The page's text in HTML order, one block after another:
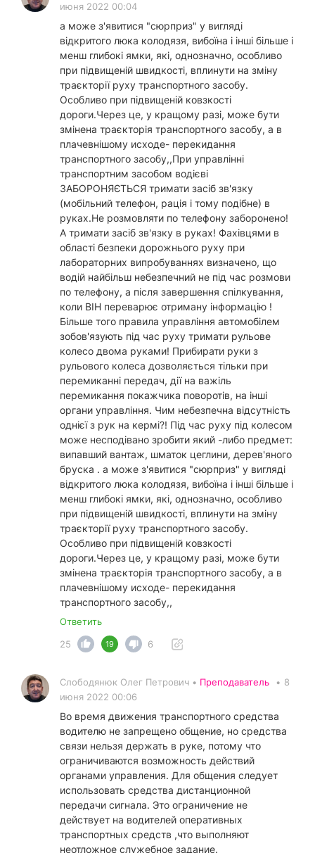
июня 2022 00:04
а може з'явитися "сюрприз" у вигляді
відкритого люка колодязя, вибоїна і інші більше і
менш глибокі ямки, які, однозначно, особливо
при підвищеній швидкості, вплинути на зміну
траєкторії руху транспортного засобу.
Особливо при підвищеній ковзкості
дороги.Через це, у кращому разі, може бути
змінена траєкторія транспортного засобу, а в
плачевнішому исходе- перекидання
транспортного засобу,,При управлінні
транспортним засобом водієві
ЗАБОРОНЯЄТЬСЯ тримати засіб зв'язку
(мобільний телефон, рація і тому подібне) в
руках.Не розмовляти по телефону заборонено!
А тримати засіб зв'язку в руках! Фахівцями в
області безпеки дорожнього руху при
лабораторних випробуваннях визначено, що
водій найбільш небезпечний не під час розмови
по телефону, а після завершення спілкування,
коли ВІН переварює отриману інформацію !
Більше того правила управління автомобілем
зобов'язують під час руху тримати рульове
колесо двома руками! Прибирати руки з
рульового колеса дозволяється тільки при
перемиканні передач, дії на важіль
перемикання покажчика поворотів, на інші
органи управління. Чим небезпечна відсутність
однієї з рук на кермі?! Під час руху під колесом
може несподівано зробити який -либо предмет:
випавший вантаж, шматок цеглини, дерев'яного
бруска . а може з'явитися "сюрприз" у вигляді
відкритого люка колодязя, вибоїна і інші більше і
менш глибокі ямки, які, однозначно, особливо
при підвищеній швидкості, вплинути на зміну
траєкторії руху транспортного засобу.
Особливо при підвищеній ковзкості
дороги.Через це, у кращому разі, може бути
змінена траєкторія транспортного засобу, а в
плачевнішому исходе- перекидання
транспортного засобу,,
Ответить
25
19 6
Слободянюк Олег Петрович • Преподаватель • 8
июня 2022 00:06
Во время движения транспортного средства
водителю не запрещено общение, но средства
связи нельзя держать в руке, потому что
ограничиваются возможность действий
органами управления. Для общения следует
использовать средства дистанционной
передачи сигнала. Это ограничение не
действует на водителей оперативных
транспортных средств ,что выполняют
неотложное служебное задание.